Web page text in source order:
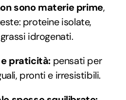
sono materie prime,
proteine isolate,
idrogenati.
praticità: pensati per
pronti e irresistibili.